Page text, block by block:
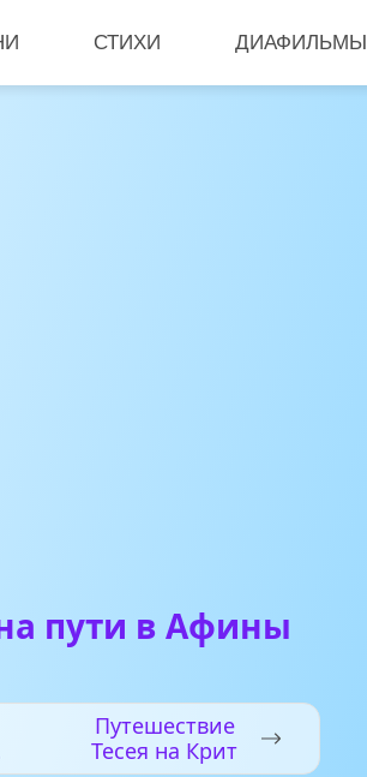
СТИХИ ДИАФИЛЬМЫ
пути в Афины
Путешествие
Тесея на Крит